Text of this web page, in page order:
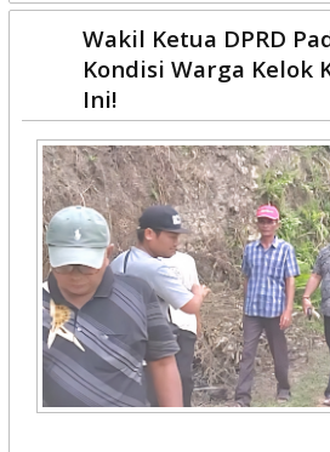
Wakil Ketua DPRD
Kondisi Warga Kelok
Ini!